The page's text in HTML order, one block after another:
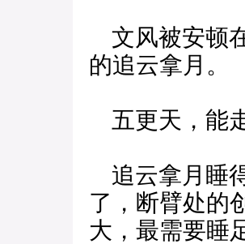
文风被安顿
的追云拿月。
五更天，能
追云拿月睡
了，断臂处的
大，最需要睡